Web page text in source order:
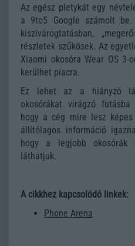
Az egész pletykát egy
a 9to5 Google számolt
kiszivárogtatásban,
részletek szűkösek. Az
Xiaomi okosóra Wear OS
kerülhet piacra.
Ez lehet az a hiányzó
okosórákat virágzó
hogy a cég mire lesz
állítólagos információ
hogy a legjobb okosórák
láthatjuk.
A cikkhez kapcsolódó linkek:
Phone Arena